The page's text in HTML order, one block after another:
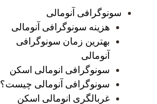
سونوگرافی آنومالی
هزینه سونوگرافی آنومالی
بهترین زمان سونوگرافی
آنومالی
سونوگرافی انومالی اسکن
سونوگرافی آنومالی چیست؟
غربالگری انومالی اسکن